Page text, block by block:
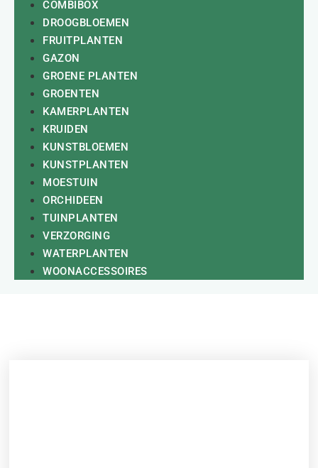
COMBIBOX
DROOGBLOEMEN
FRUITPLANTEN
GAZON
GROENE PLANTEN
GROENTEN
KAMERPLANTEN
KRUIDEN
KUNSTBLOEMEN
KUNSTPLANTEN
MOESTUIN
ORCHIDEEN
TUINPLANTEN
VERZORGING
WATERPLANTEN
WOONACCESSOIRES